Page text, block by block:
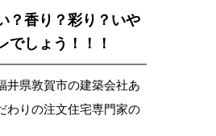
？香り？彩り？いや
でしょう！！！
井県敦賀市の建築会社あ
わりの注文住宅専門家の